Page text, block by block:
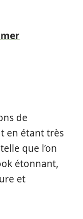
de
en étant très
que l’on
étonnant,
et